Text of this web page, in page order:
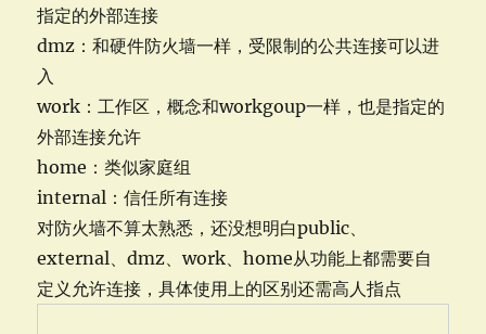
指定的外部连接
dmz：和硬件防火墙一样，受限制的公共连接可以进
入
work：工作区，概念和workgoup一样，也是指定的
外部连接允许
home：类似家庭组
internal：信任所有连接
对防火墙不算太熟悉，还没想明白public、
external、dmz、work、home从功能上都需要自
定义允许连接，具体使用上的区别还需高人指点